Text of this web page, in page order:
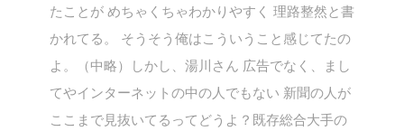
たことが めちゃくちゃわかりやすく 理路整然と書
かれてる。 そうそう俺はこういうこと感じてたの
よ。（中略）しかし、湯川さん 広告でなく、まし
てやインターネットの中の人でもない 新聞の人が
ここまで見抜いてるってどうよ？既存総合大手の
VR/AR
特集
Block Data Bank